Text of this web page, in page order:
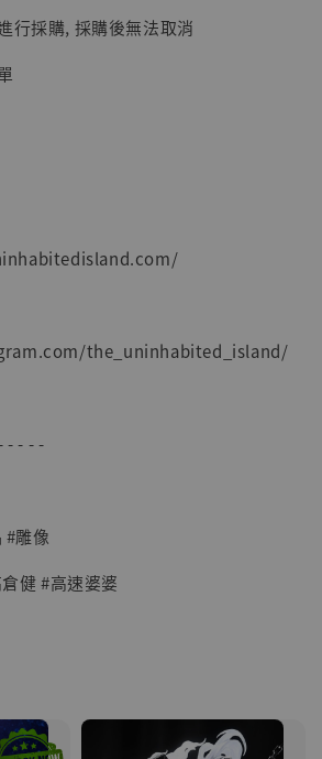
行採購, 採購後無法取消
the_uninhabited_island/
- - - -
#雕像
健 #高速婆婆